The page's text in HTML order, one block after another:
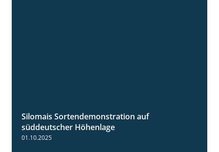
Silomais Sortendemonstration auf
süddeutscher Höhenlage
01.10.2025